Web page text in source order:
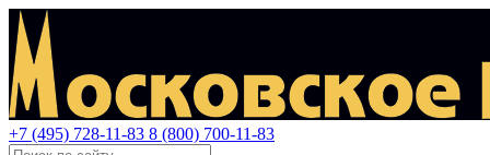
+7 (495) 728-11-83 8 (800) 700-11-83